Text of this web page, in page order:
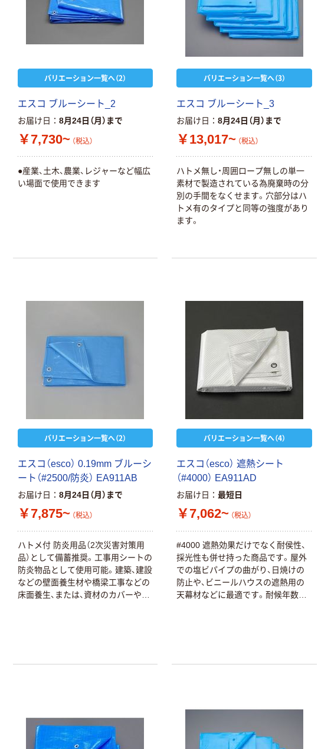
バリエーション一覧へ（2）
エスコ ブルーシート_2
お届け日 8月24日（月）まで
￥7,730~ （税込）
●産業、土木、農業、レジャーなど幅広
い場面で使用できます
バリエーション一覧へ（3）
エスコ ブルーシート_3
お届け日 8月24日（月）まで
￥13,017~ （税込）
ハトメ無し・周囲ロープ無しの単一
素材で製造されている為廃棄時の分
別の手間をなくせます。穴部分はハ
トメ有のタイプと同等の強度があり
ます。
バリエーション一覧へ（2）
エスコ（esco） 0.19mm ブルーシ
ート（#2500/防炎） EA911AB
お届け日 8月24日（月）まで
￥7,875~ （税込）
ハトメ付 防炎用品（2次災害対策用
品）として備蓄推奨。工事用シートの
防炎物品として使用可能。建築、建設
などの壁面養生材や橋梁工事などの
床面養生、または、資材のカバーや火
バリエーション一覧へ（4）
エスコ（esco） 遮熱シート
（#4000） EA911AD
お届け日 最短日
￥7,062~ （税込）
#4000 遮熱効果だけでなく耐侯性、
採光性も併せ持った商品です。屋外
での塩ビパイプの曲がり、日焼けの
防止や、ビニールハウスの遮熱用の
天幕材などに最適です。耐候年数は
トリー 伊右
「お茶、どう
クル プラス
し（パウダ
リー）
フイルム
MINI 13
12,100~
本気プライス
￥124~
アスクル セロハ
ンテープ
￥216~
本気プライス
ート 大王製紙
共同企画 トイ
レクリーナー
トイレシート
オリジナル
￥330~
本気プライス
アスクル フラッ
プ 白ラベル
富士フイルム チ
ェキ専用フィル
ム INSTAX MINI
WW2
￥1,580~
（税込）
本気プライス
トイレットペー
パー シングル
120ｍ 再生紙
リサイクル100
￥470~